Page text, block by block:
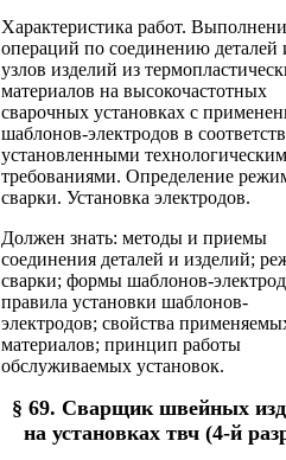
Характеристика работ.
операций по соединению деталей
узлов изделий из
материалов на высокочастотных
сварочных установках с
шаблонов-электродов в
установленными
требованиями. Определение
сварки. Установка электродов.
Должен знать: методы и приемы
соединения деталей и изделий;
сварки; формы шаблонов-
правила установки шаблонов-
электродов; свойства
материалов; принцип работы
обслуживаемых установок.
§ 69. Сварщик швейных
на установках твч (4-й